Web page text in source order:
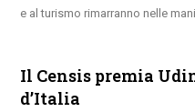
e al turismo rimarranno nelle
Il Censis premia
d’Italia